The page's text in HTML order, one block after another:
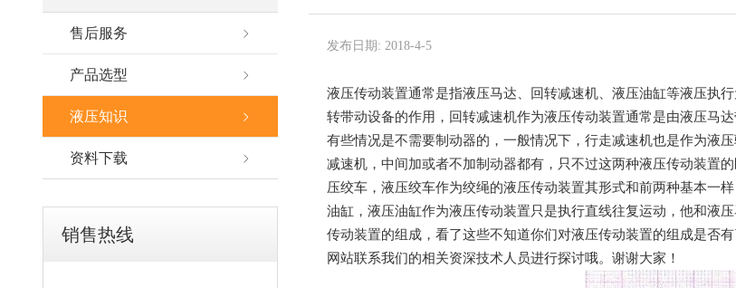
售后服务
产品选型
液压知识
资料下载
销售热线
发布日期: 2018-4-5
液压传动装置通常是指液压马达、回转减速机、液压油缸等液压执
转带动设备的作用，回转减速机作为液压传动装置通常是由液压马
有些情况是不需要制动器的，一般情况下，行走减速机也是作为液
减速机，中间加或者不加制动器都有，只不过这两种液压传动装置
压绞车，液压绞车作为绞绳的液压传动装置其形式和前两种基本一
油缸，液压油缸作为液压传动装置只是执行直线往复运动，他和液
传动装置的组成，看了这些不知道你们对液压传动装置的组成是否
网站联系我们的相关资深技术人员进行探讨哦。谢谢大家！